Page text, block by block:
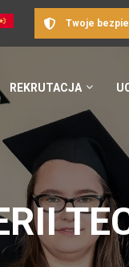
Twoje
REKRUTACJA